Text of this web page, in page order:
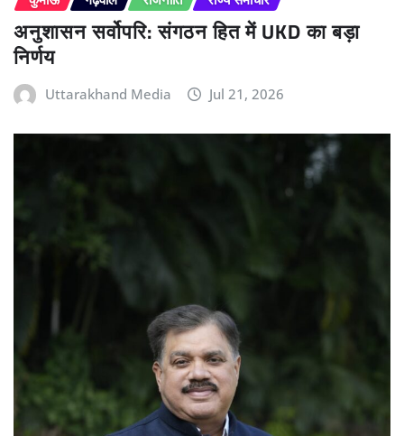
अनुशासन सर्वोपरि: संगठन हित में UKD का बड़ा
निर्णय
Uttarakhand Media Jul 21, 2026